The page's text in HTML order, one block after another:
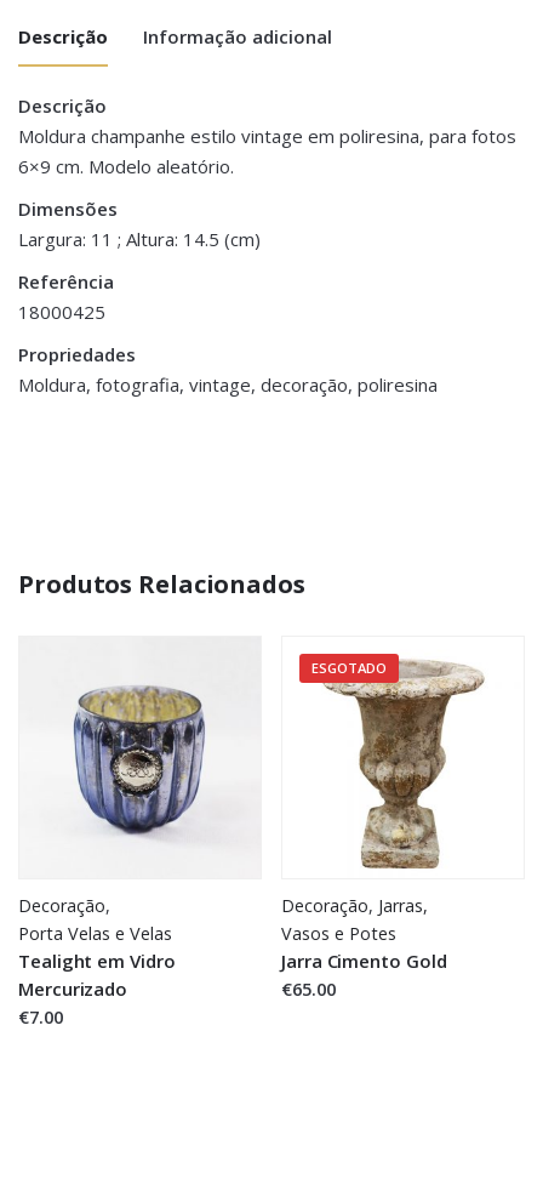
Descrição Informação adicional
Descrição
Moldura champanhe estilo vintage em poliresina, para fotos
6×9 cm. Modelo aleatório.
Dimensões
Largura: 11 ; Altura: 14.5 (cm)
Referência
18000425
Propriedades
Moldura, fotografia, vintage, decoração, poliresina
Peso 0.300 kg
Dimensões 11 × 14.5 cm
Produtos Relacionados
Decoração,
Porta Velas e Velas
Tealight em Vidro
Mercurizado
€7.00
ESGOTADO
Decoração, Jarras,
Vasos e Potes
Jarra Cimento Gold
€65.00